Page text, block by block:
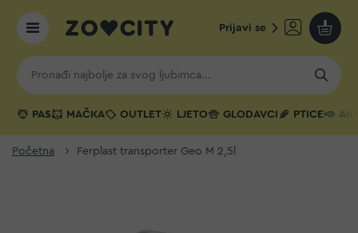
Prijavi se
Moja
PAS MAČKA OUTLET LJETO GLODAVCI PTICE
Početna Ferplast transporter Geo M 2,5l